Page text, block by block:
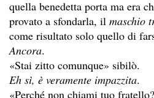
quella benedetta porta ma era
provato a sfondarla, il maschio
come risultato solo quello di
Ancora.
«Stai zitto comunque» sibilò.
Eh sì, è veramente impazzita.
«Perché non chiami tuo